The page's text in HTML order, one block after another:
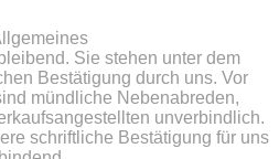
Sie stehen unter dem
Bestätigung durch uns. Vor
mündliche Nebenabreden,
unverbindlich.
schriftliche Bestätigung für uns